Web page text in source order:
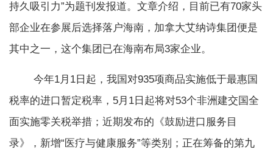
持久吸引力”为题刊发报道。文章介绍，目前已有70家头
部企业在参展后选择落户海南，加拿大艾纳诗集团便是
其中之一，这个集团已在海南布局3家企业。
今年1月1日起，我国对935项商品实施低于最惠国
税率的进口暂定税率，5月1日起将对53个非洲建交国全
面实施零关税举措；近期发布的《鼓励进口服务目
录》，新增“医疗与健康服务”等类别；正在筹备的第九